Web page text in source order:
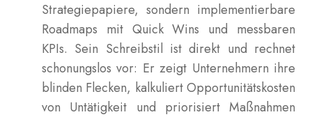
Strategiepapiere, sondern implementierbare
Roadmaps mit Quick Wins und messbaren
KPIs. Sein Schreibstil ist direkt und rechnet
schonungslos vor: Er zeigt Unternehmern ihre
blinden Flecken, kalkuliert Opportunitätskosten
von Untätigkeit und priorisiert Maßnahmen